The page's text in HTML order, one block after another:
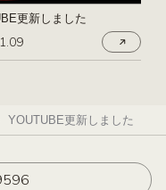
更新しました
YOUTUBE更新しました